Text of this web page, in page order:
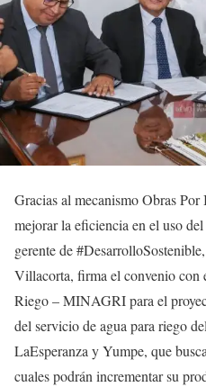
Gracias al mecanismo Obras
mejorar la eficiencia en el uso
gerente de
Villacorta, firma el convenio
Riego – MINAGRI para el
del servicio de agua para riego
LaEsperanza y Yumpe, que
cuales podrán incrementar su